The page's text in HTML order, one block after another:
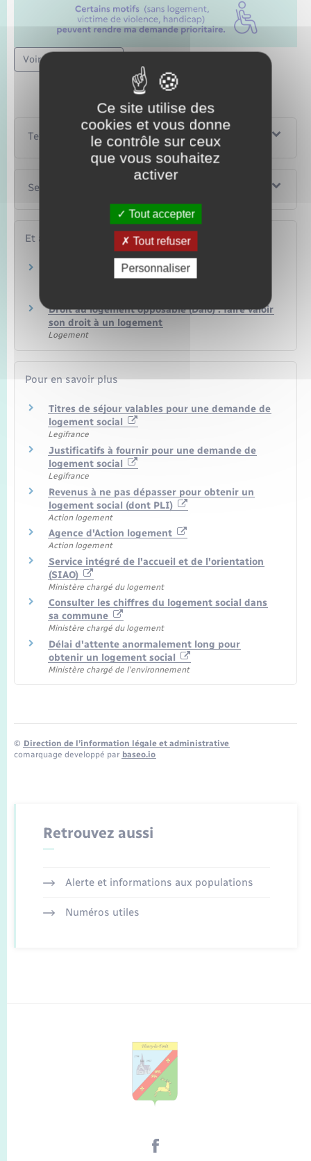
Voir la version texte
Textes de référence
Services en ligne et formulaires
Et aussi
Renouvellement d'une demande de logement
Droit au logement opposable (Dalo) : faire valoir
son droit à un logement
Logement
Pour en savoir plus
Titres de séjour valables pour une demande de
logement social
Legifrance
Justificatifs à fournir pour une demande de
logement social
Legifrance
Revenus à ne pas dépasser pour obtenir un
logement social (dont PLI)
Action logement
Agence d'Action logement
Action logement
Service intégré de l'accueil et de l'orientation
(SIAO)
Ministère chargé du logement
Consulter les chiffres du logement social dans
sa commune
Ministère chargé du logement
Délai d'attente anormalement long pour
obtenir un logement social
Ministère chargé de l'environnement
© Direction de l’information légale et administrative
comarquage developpé par baseo.io
Retrouvez aussi
Alerte et informations aux populations
Numéros utiles
Ce site utilise des
cookies et vous donne
le contrôle sur ceux
que vous souhaitez
activer
Tout accepter
Tout refuser
Personnaliser